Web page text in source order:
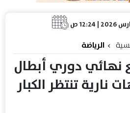
الرياضة
نهائي دوري أبطال
نارية تنتظر الكبار